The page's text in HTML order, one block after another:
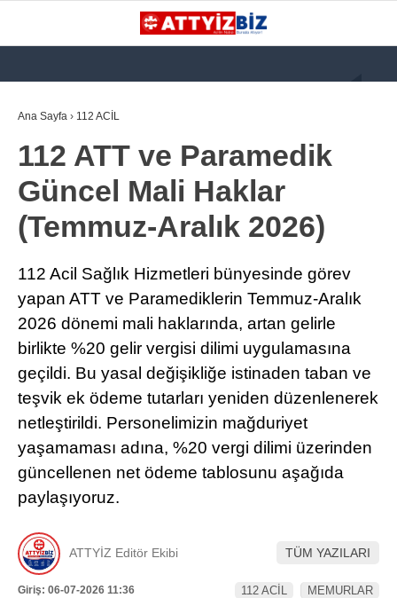
WhatsApp İhbar
Hattı
KATEGORİLER
GÜNDEM
112 ACİL
PARAMEDİK (AABT)
İLANLAR
TERCİH ROBOTU
Ana Sayfa › 112 ACİL
112 ATT ve Paramedik
Güncel Mali Haklar
(Temmuz-Aralık 2026)
112 Acil Sağlık Hizmetleri bünyesinde görev
yapan ATT ve Paramediklerin Temmuz-Aralık
2026 dönemi mali haklarında, artan gelirle
birlikte %20 gelir vergisi dilimi uygulamasına
geçildi. Bu yasal değişikliğe istinaden taban ve
teşvik ek ödeme tutarları yeniden düzenlenerek
netleştirildi. Personelimizin mağduriyet
yaşamaması adına, %20 vergi dilimi üzerinden
güncellenen net ödeme tablosunu aşağıda
paylaşıyoruz.
ATTYİZ Editör Ekibi TÜM YAZILARI
Giriş: 06-07-2026 11:36
112 ACİL MEMURLAR